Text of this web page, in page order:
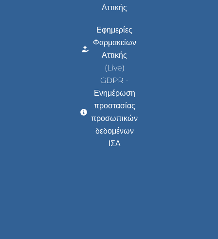
Αττικής
Εφημερίες
Φαρμακείων
Αττικής
(Live)
GDPR -
Ενημέρωση
προστασίας
προσωπικών
δεδομένων
ΙΣΑ